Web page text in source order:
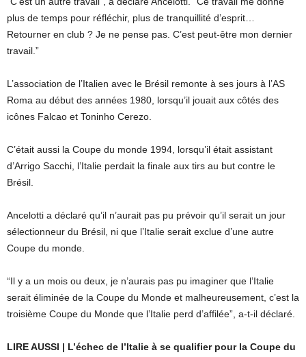
plus de temps pour réfléchir, plus de tranquillité d’esprit…
Retourner en club ? Je ne pense pas. C’est peut-être mon dernier
travail.”
L’association de l’Italien avec le Brésil remonte à ses jours à l’AS
Roma au début des années 1980, lorsqu’il jouait aux côtés des
icônes Falcao et Toninho Cerezo.
C’était aussi la Coupe du monde 1994, lorsqu’il était assistant
d’Arrigo Sacchi, l’Italie perdait la finale aux tirs au but contre le
Brésil.
Ancelotti a déclaré qu’il n’aurait pas pu prévoir qu’il serait un jour
sélectionneur du Brésil, ni que l’Italie serait exclue d’une autre
Coupe du monde.
“Il y a un mois ou deux, je n’aurais pas pu imaginer que l’Italie
serait éliminée de la Coupe du Monde et malheureusement, c’est la
troisième Coupe du Monde que l’Italie perd d’affilée”, a-t-il déclaré.
LIRE AUSSI | L’échec de l’Italie à se qualifier pour la Coupe du